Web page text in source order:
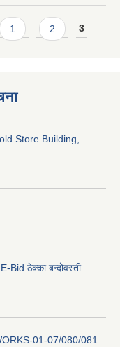
1 2 3
Store Building,
Bid ठेक्का बन्दोवस्ती
01-07/080/081